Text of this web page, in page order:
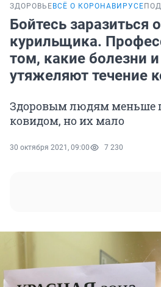
ЗДОРОВЬЕ ВСЁ О КОРОНАВИРУСЕ
Бойтесь заразиться
курильщика.
том, какие болезни
утяжеляют течение
Здоровым людям меньше
ковидом, но их мало
30 октября 2021, 09:00 7 230